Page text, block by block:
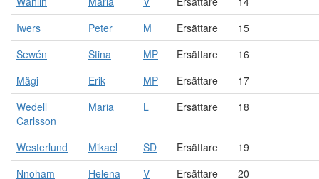
Iwers
Peter M Ersättare
15
Sewén
Stina MP Ersättare
16
Mägi
Erik MP Ersättare
17
Wedell
Carlsson
Maria L Ersättare 18
Westerlund Mikael SD Ersättare
19
Nnoham
Helena V Ersättare 20